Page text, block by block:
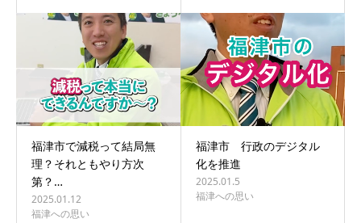
福津市で減税って結局無
理？それともやり方次
第？…
2025.01.12
福津への思い
福津市 行政のデジタル
化を推進
2025.01.5
福津への思い